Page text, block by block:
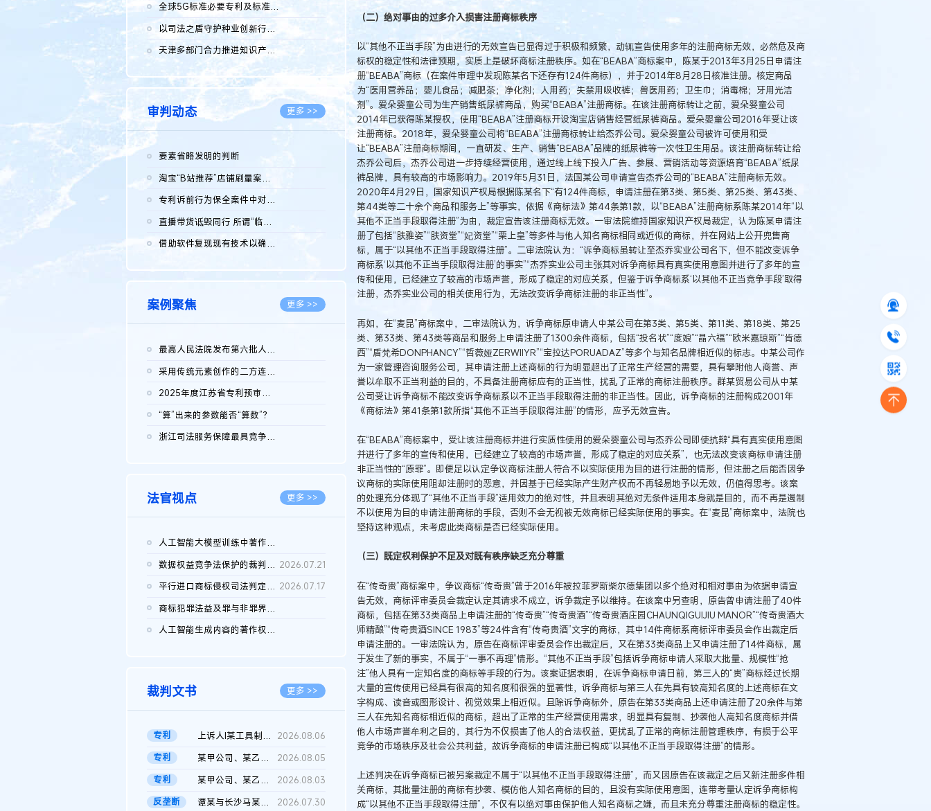
全球5G标准必要专利及标准提案研究报告（2026年）全文发布
以司法之盾守护种业创新行稳致远
2026.08.05
天津多部门合力推进知识产权保护工作
2026.08.05
审判动态 更多 >>
要素省略发明的判断
淘宝“B站推荐”店铺刷量案维持原判，两被告连带赔偿150万元
专利诉前行为保全案件中对仿制药申请人曾作出三类声明的考量及违...
直播带货诋毁同行 所谓“临场发挥”不免责
借助软件复现现有技术以确认相关参数特征是否被公开
案例聚焦 更多 >>
最高人民法院发布第六批人民法院种业知识产权司法保护典型案例 含...
采用传统元素创作的二方连续装饰图案作品的独创性及侵权对比认定
2025年度江苏省专利预审典型案例
“算”出来的参数能否“算数”？
浙江司法服务保障最具竞争力营商环境建设典型案例（第二批）含侵...
法官视点 更多 >>
人工智能大模型训练中著作权的合理使用
2026.07.28
数据权益竞争法保护的裁判路径构建 2026.07.21
平行进口商标侵权司法判定规则的困境与纾解 2026.07.17
商标犯罪法益及罪与非罪界限研究
人工智能生成内容的著作权司法认定：演进逻辑、现实困境与规则建...
裁判文书 更多 >>
专利 上诉人I某工具制品有限公司与被上诉人程某及一审被告中华人民共和...
2026.08.06
专利
某甲公司、某乙公司、某丙公司申请诉前行为保全复议裁定书
2026.08.05
专利
某甲公司、某乙公司、官某与某丙公司专利申请权权属纠纷 二审判决...
2026.08.03
反垄断
谭某与长沙马某堆农产品股份有限公司滥用市场支配地位纠纷二审裁...
2026.07.30
（二）绝对事由的过多介入损害注册商标秩序
以“其他不正当手段”为由进行的无效宣告已显得过于积极和频繁，动辄宣告使用多年的注册商标无效，必然危及商
标权的稳定性和法律预期，实质上是破坏商标注册秩序。如在“BEABA”商标案中，陈某于2013年3月25日申请注
册“BEABA”商标（在案件审理中发现陈某名下还存有124件商标），并于2014年8月28日核准注册。核定商品
为“医用营养品；婴儿食品；减肥茶；净化剂；人用药；失禁用吸收裤；兽医用药；卫生巾；消毒棉；牙用光洁
剂”。爱朵婴童公司为生产销售纸尿裤商品，购买“BEABA”注册商标。在该注册商标转让之前，爱朵婴童公司
2014年已获得陈某授权，使用“BEABA”注册商标开设淘宝店销售经营纸尿裤商品。爱朵婴童公司2016年受让该
注册商标。2018年，爱朵婴童公司将“BEABA”注册商标转让给杰乔公司。爱朵婴童公司被许可使用和受
让“BEABA”注册商标期间，一直研发、生产、销售“BEABA”品牌的纸尿裤等一次性卫生用品。该注册商标转让给
杰乔公司后，杰乔公司进一步持续经营使用，通过线上线下投入广告、参展、营销活动等资源培育“BEABA”纸尿
裤品牌，具有较高的市场影响力。2019年5月31日，法国某公司申请宣告杰乔公司的“BEABA”注册商标无效。
2020年4月29日，国家知识产权局根据陈某名下“有124件商标，申请注册在第3类、第5类、第25类、第43类、
第44类等二十余个商品和服务上”等事实，依据《商标法》第44条第1款，以“BEABA”注册商标系陈某2014年“以
其他不正当手段取得注册”为由，裁定宣告该注册商标无效。一审法院维持国家知识产权局裁定，认为陈某申请注
册了包括“肤雅姿”“肤资堂”“妃资堂”“栗上皇”等多件与他人知名商标相同或近似的商标，并在网站上公开兜售商
标，属于“以其他不正当手段取得注册”。二审法院认为：“诉争商标虽转让至杰乔实业公司名下，但不能改变诉争
商标系‘以其他不正当手段取得注册’的事实”“杰乔实业公司主张其对诉争商标具有真实使用意图并进行了多年的宣
传和使用，已经建立了较高的市场声誉，形成了稳定的对应关系，但鉴于诉争商标系‘以其他不正当竞争手段’取得
注册，杰乔实业公司的相关使用行为，无法改变诉争商标注册的非正当性”。
再如，在“麦昆”商标案中，二审法院认为，诉争商标原申请人中某公司在第3类、第5类、第11类、第18类、第25
类、第33类、第43类等商品和服务上申请注册了1300余件商标，包括“投名状”“度娘”“晶六福”“欧米嘉琼斯”“肯德
西”“盾梵希DONPHANCY”“哲薇娅ZERWIIYR”“宝拉达PORUADAZ”等多个与知名品牌相近似的标志。中某公司作
为一家管理咨询服务公司，其申请注册上述商标的行为明显超出了正常生产经营的需要，具有攀附他人商誉、声
誉以牟取不正当利益的目的，不具备注册商标应有的正当性，扰乱了正常的商标注册秩序。群某贸易公司从中某
公司受让诉争商标不能改变诉争商标系以不正当手段取得注册的非正当性。因此，诉争商标的注册构成2001年
《商标法》第41条第1款所指“其他不正当手段取得注册”的情形，应予无效宣告。
在“BEABA”商标案中，受让该注册商标并进行实质性使用的爱朵婴童公司与杰乔公司即使抗辩“具有真实使用意图
并进行了多年的宣传和使用，已经建立了较高的市场声誉，形成了稳定的对应关系”，也无法改变该商标申请注册
非正当性的“原罪”。即便足以认定争议商标注册人符合不以实际使用为目的进行注册的情形，但注册之后能否因争
议商标的实际使用阻却注册时的恶意，并因基于已经实际产生财产权而不再轻易地予以无效，仍值得思考。该案
的处理充分体现了“其他不正当手段”适用效力的绝对性，并且表明其绝对无条件适用本身就是目的，而不再是遏制
不以使用为目的申请注册商标的手段，否则不会无视被无效商标已经实际使用的事实。在“麦昆”商标案中，法院也
坚持这种观点，未考虑此类商标是否已经实际使用。
（三）既定权利保护不足及对既有秩序缺乏充分尊重
在“传奇贵”商标案中，争议商标“传奇贵”曾于2016年被拉菲罗斯柴尔德集团以多个绝对和相对事由为依据申请宣
告无效，商标评审委员会裁定认定其请求不成立，诉争裁定予以维持。在该案中另查明，原告曾申请注册了40件
商标，包括在第33类商品上申请注册的“传奇贵”“传奇贵酒”“传奇贵酒庄园CHAUNQIGUIJIU MANOR”“传奇贵酒大
师精酿”“传奇贵酒SINCE 1983”等24件含有“传奇贵酒”文字的商标，其中14件商标系商标评审委员会作出裁定后
申请注册的。一审法院认为，原告在商标评审委员会作出裁定后，又在第33类商品上又申请注册了14件商标，属
于发生了新的事实，不属于“一事不再理”情形。“其他不正当手段”包括诉争商标申请人采取大批量、规模性“抢
注”他人具有一定知名度的商标等手段的行为。该案证据表明，在诉争商标申请日前，第三人的“贵”商标经过长期
大量的宣传使用已经具有很高的知名度和很强的显著性，诉争商标与第三人在先具有较高知名度的上述商标在文
字构成、读音或图形设计、视觉效果上相近似。且除诉争商标外，原告在第33类商品上还申请注册了20余件与第
三人在先知名商标相近似的商标，超出了正常的生产经营使用需求，明显具有复制、抄袭他人高知名度商标并借
他人市场声誉牟利之目的，其行为不仅损害了他人的合法权益，更扰乱了正常的商标注册管理秩序，有损于公平
竞争的市场秩序及社会公共利益，故诉争商标的申请注册已构成“以其他不正当手段取得注册”的情形。
上述判决在诉争商标已被另案裁定不属于“以其他不正当手段取得注册”，而又因原告在该裁定之后又新注册多件相
关商标，其批量注册的商标有抄袭、模仿他人知名商标的目的，且没有实际使用意图，连带考量认定诉争商标构
成“以其他不正当手段取得注册”，不仅有以绝对事由保护他人知名商标之嫌，而且未充分尊重注册商标的稳定性。